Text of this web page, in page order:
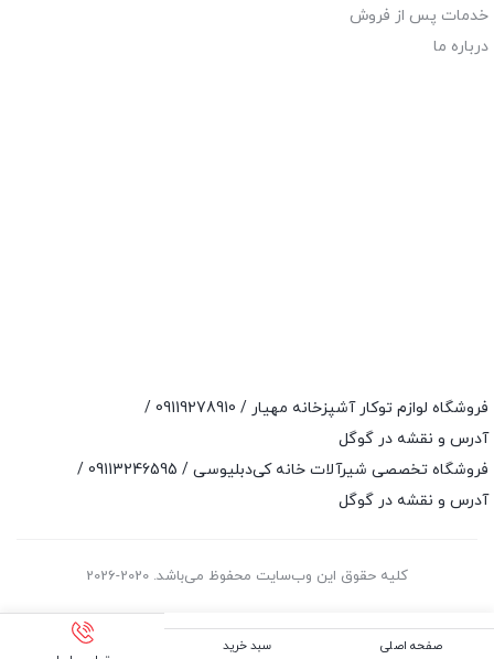
خدمات پس از فروش
درباره ما
فروشگاه لوازم توکار آشپزخانه مهیار / 09119278910
/
آدرس و نقشه در گوگل
فروشگاه تخصصی شیرآلات خانه کی‌دبلیوسی / 09113246595
/
آدرس و نقشه در گوگل
کلیه حقوق این وب‌سایت محفوظ می‌باشد. 2020-2026
صفحه اصلی
سبد خرید